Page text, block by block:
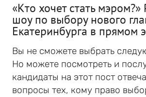
«Кто хочет стать мэром?»
шоу по выбору нового
Екатеринбурга в прямом
Вы не сможете выбрать
Но можете посмотреть и
кандидаты на этот пост
вопросы тех, кому право